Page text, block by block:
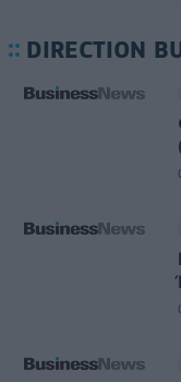
DIRECTION